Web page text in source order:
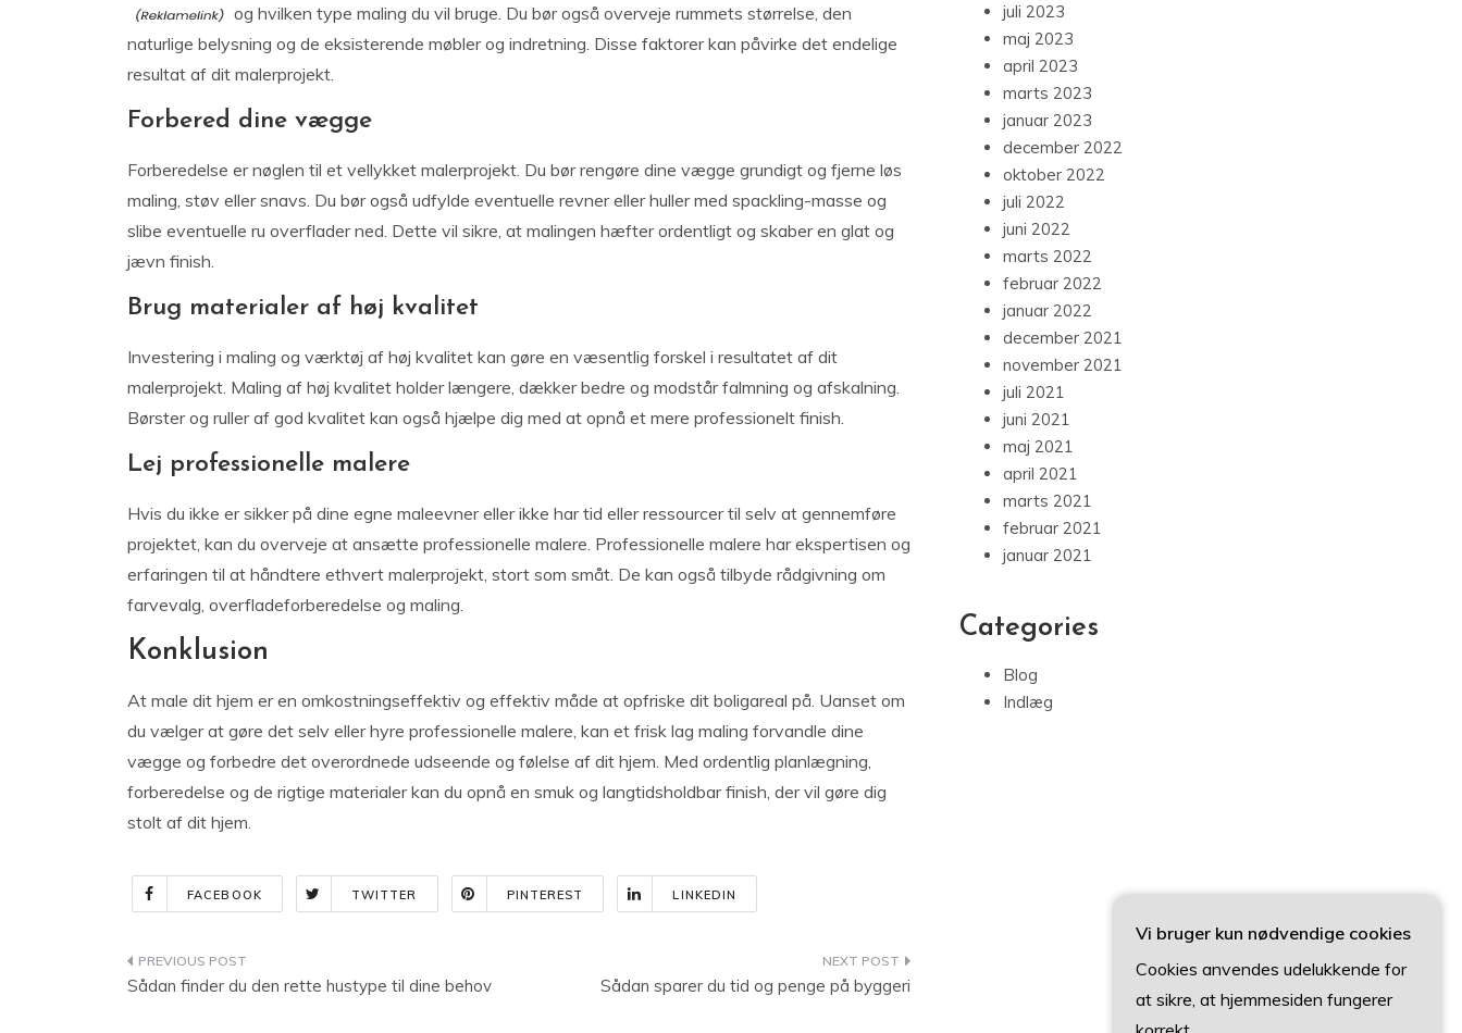
og hvilken type maling du vil bruge. Du bør også overveje rummets størrelse, den
naturlige belysning og de eksisterende møbler og indretning. Disse faktorer kan påvirke det endelige
resultat af dit malerprojekt.
Forbered dine vægge
Forberedelse er nøglen til et vellykket malerprojekt. Du bør rengøre dine vægge grundigt og fjerne løs
maling, støv eller snavs. Du bør også udfylde eventuelle revner eller huller med spackling-masse og
slibe eventuelle ru overflader ned. Dette vil sikre, at malingen hæfter ordentligt og skaber en glat og
jævn finish.
Brug materialer af høj kvalitet
Investering i maling og værktøj af høj kvalitet kan gøre en væsentlig forskel i resultatet af dit
malerprojekt. Maling af høj kvalitet holder længere, dækker bedre og modstår falmning og afskalning.
Børster og ruller af god kvalitet kan også hjælpe dig med at opnå et mere professionelt finish.
Lej professionelle malere
Hvis du ikke er sikker på dine egne maleevner eller ikke har tid eller ressourcer til selv at gennemføre
projektet, kan du overveje at ansætte professionelle malere. Professionelle malere har ekspertisen og
erfaringen til at håndtere ethvert malerprojekt, stort som småt. De kan også tilbyde rådgivning om
farvevalg, overfladeforberedelse og maling.
Konklusion
At male dit hjem er en omkostningseffektiv og effektiv måde at opfriske dit boligareal på. Uanset om
du vælger at gøre det selv eller hyre professionelle malere, kan et frisk lag maling forvandle dine
vægge og forbedre det overordnede udseende og følelse af dit hjem. Med ordentlig planlægning,
forberedelse og de rigtige materialer kan du opnå en smuk og langtidsholdbar finish, der vil gøre dig
stolt af dit hjem.
FACEBOOK TWITTER PINTEREST LINKEDIN
Indlægsnavigation
Sådan finder du den rette hustype til dine behov Sådan sparer du tid og penge på byggeri
juli 2023
maj 2023
april 2023
marts 2023
januar 2023
december 2022
oktober 2022
juli 2022
juni 2022
marts 2022
februar 2022
januar 2022
december 2021
november 2021
juli 2021
juni 2021
maj 2021
april 2021
marts 2021
februar 2021
januar 2021
Categories
Blog
Indlæg
Vi bruger kun nødvendige cookies
Cookies anvendes udelukkende for
at sikre, at hjemmesiden fungerer